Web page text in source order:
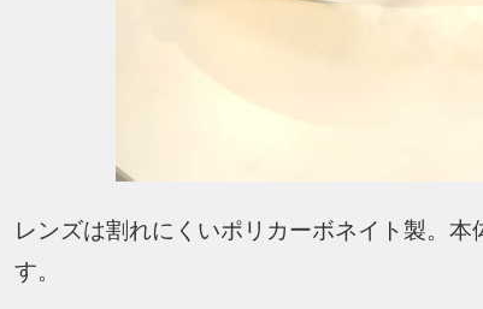
レンズは割れにくいポリカーボネイト製。
す。